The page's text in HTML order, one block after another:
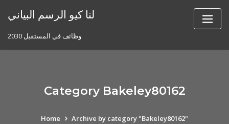
لنا كيو الرسم البياني
وظائف في المستقبل 2030
Category Bakeley80162
Home Archive by category "Bakeley80162"